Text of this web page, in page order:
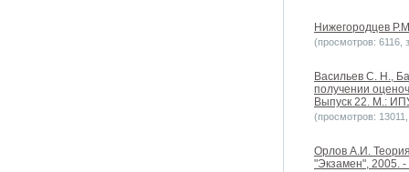
Нижегородцев
(просмотров: 6116,
Васильев С. Н.,
получении
Выпуск 22. М.:
(просмотров:
Орлов А.И.
"Экзамен", 2005. -